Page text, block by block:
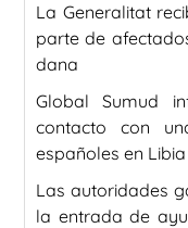
La Generalitat
parte de
dana
Global Sumud
contacto con
españoles en Libia
Las autoridades
la entrada de